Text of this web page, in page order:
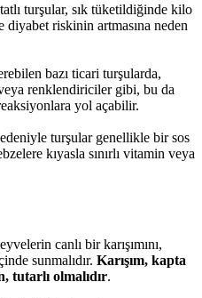
turşular, sık tüketildiğinde kilo
diyabet riskinin artmasına neden
bazı ticari turşularda,
renklendiriciler gibi, bu da
yol açabilir.
turşular genellikle bir sos
kıyasla sınırlı vitamin veya
canlı bir karışımını,
sunmalıdır. Karışım, kapta
tutarlı olmalıdır.